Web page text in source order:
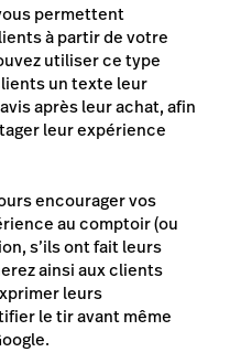
permettent
à partir de votre
utiliser ce type
un texte leur
après leur achat, afin
leur expérience
encourager vos
au comptoir (ou
s’ils ont fait leurs
ainsi aux clients
leurs
le tir avant même